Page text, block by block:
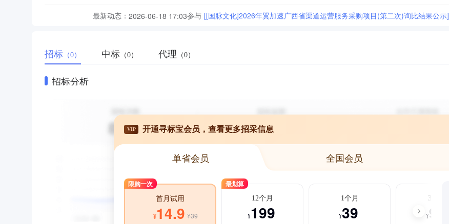
最新动态： 2026-06-18 17:03参与 [[国脉文化]2026年翼加速广西省渠道运营服务采购项目(第二次)询比结果公示]
招标 （0） 中标 （0） 代理 （0）
招标分析
VIP 开通寻标宝会员，查看更多招采信息
单省会员 全国会员
限购一次
首月试用
¥14.9 ¥39
最划算
12个月
¥199
1个月
¥39
3个月
¥99